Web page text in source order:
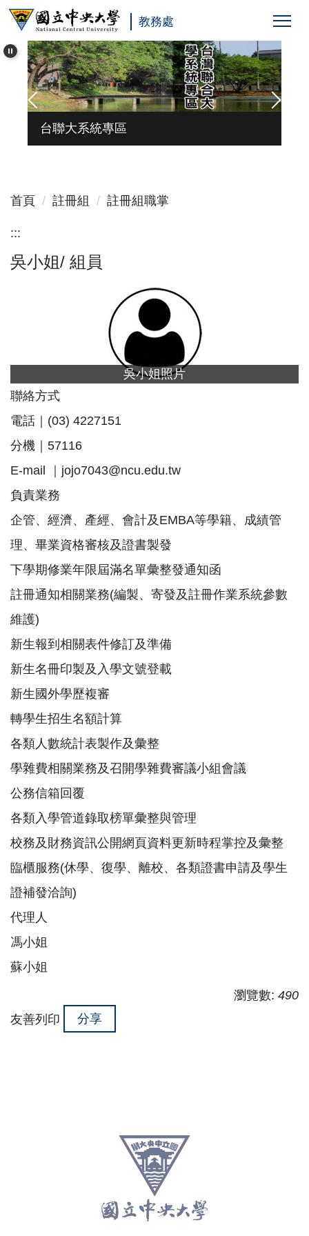
跳
主
教務處
台聯大系統專區
首頁 註冊組 註冊組職掌
:::
吳小姐/ 組員
吳小姐照片
聯絡方式
電話｜(03) 4227151
分機｜57116
E-mail ｜ jojo7043@ncu.edu.tw
負責業務
企管、經濟、產經、會計及EMBA等學籍、成績管
理、畢業資格審核及證書製發
下學期修業年限屆滿名單彙整發通知函
註冊通知相關業務(編製、寄發及註冊作業系統參數
維護)
新生報到相關表件修訂及準備
新生名冊印製及入學文號登載
新生國外學歷複審
轉學生招生名額計算
各類人數統計表製作及彙整
學雜費相關業務及召開學雜費審議小組會議
公務信箱回覆
各類入學管道錄取榜單彙整與管理
校務及財務資訊公開網頁資料更新時程掌控及彙整
臨櫃服務(休學、復學、離校、各類證書申請及學生
證補發洽詢)
代理人
馮小姐
蘇小姐
瀏覽數: 490
友善列印
分享